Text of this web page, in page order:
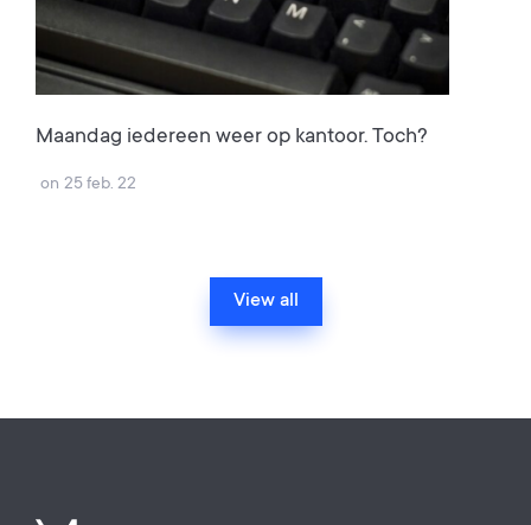
Maandag iedereen weer op kantoor. Toch?
on 25 feb. 22
View all